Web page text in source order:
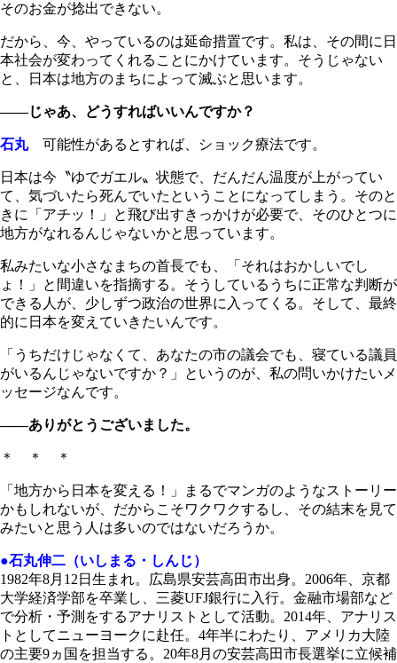
そのお金が捻出できない。
だから、今、やっているのは延命措置です。私は、その間に日
本社会が変わってくれることにかけています。そうじゃない
と、日本は地方のまちによって滅ぶと思います。
――じゃあ、どうすればいいんですか？
石丸可能性があるとすれば、ショック療法です。
日本は今〝ゆでガエル〟状態で、だんだん温度が上がってい
て、気づいたら死んでいたということになってしまう。そのと
きに「アチッ！」と飛び出すきっかけが必要で、そのひとつに
地方がなれるんじゃないかと思っています。
私みたいな小さなまちの首長でも、「それはおかしいでし
ょ！」と間違いを指摘する。そうしているうちに正常な判断が
できる人が、少しずつ政治の世界に入ってくる。そして、最終
的に日本を変えていきたいんです。
「うちだけじゃなくて、あなたの市の議会でも、寝ている議員
がいるんじゃないですか？」というのが、私の問いかけたいメ
ッセージなんです。
――ありがとうございました。
＊ ＊ ＊
「地方から日本を変える！」まるでマンガのようなストーリー
かもしれないが、だからこそワクワクするし、その結末を見て
みたいと思う人は多いのではないだろうか。
●石丸伸二（いしまる・しんじ）
1982年8月12日生まれ。広島県安芸高田市出身。2006年、京都
大学経済学部を卒業し、三菱UFJ銀行に入行。金融市場部など
で分析・予測をするアナリストとして活動。2014年、アナリス
トとしてニューヨークに赴任。4年半にわたり、アメリカ大陸
の主要9ヵ国を担当する。20年8月の安芸高田市長選挙に立候補